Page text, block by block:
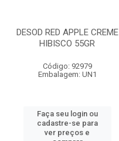
DESOD RED APPLE CREME
HIBISCO 55GR
Código: 92979
Embalagem: UN1
Faça seu login ou
cadastre-se para
ver preços e